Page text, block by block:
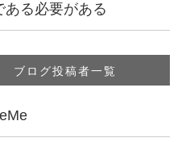
ある必要がある
ブログ投稿者一覧